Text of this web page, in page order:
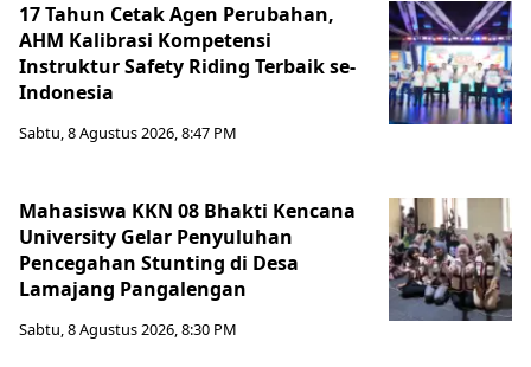
17 Tahun Cetak Agen Perubahan,
AHM Kalibrasi Kompetensi
Instruktur Safety Riding Terbaik se-
Indonesia
Sabtu, 8 Agustus 2026, 8:47 PM
Mahasiswa KKN 08 Bhakti Kencana
University Gelar Penyuluhan
Pencegahan Stunting di Desa
Lamajang Pangalengan
Sabtu, 8 Agustus 2026, 8:30 PM